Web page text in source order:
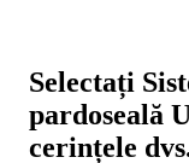
Selectați
pardoseală
cerințele